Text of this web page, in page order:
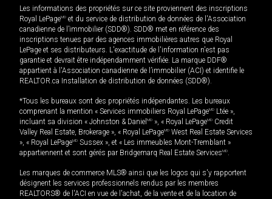
Les informations des propriétés sur ce site proviennent des inscriptions
Royal LePageMD et du service de distribution de données de l'Association
canadienne de l’immobilier (SDD®). SDD® met en référence des
inscriptions tenues par des agences immobilières autres que Royal
LePage et ses distributeurs. L'exactitude de l'information n'est pas
garantie et devrait être indépendamment vérifiée. La marque DDF®
appartient à l'Association canadienne de l’immobilier (ACI) et identifie le
REALTOR.ca Installation de distribution de données (SDD®).
*Tous les bureaux sont des propriétés indépendantes. Les bureaux
comprenant la mention « Services immobiliers Royal LePageMD Ltée »,
incluant sa division « Johnston & Daniel MD », « Royal LePageMD Credit
Valley Real Estate, Brokerage », « Royal LePageMD West Real Estate Services
», « Royal LePageMD Sussex », et « Les immeubles Mont-Tremblant »
appartiennent et sont gérés par Bridgemarq Real Estate ServicesMD.
Les marques de commerce MLS® ainsi que les logos qui s'y rapportent
désignent les services professionnels rendus par les membres
REALTORS® de l'ACI en vue de l'achat, de la vente et de la location de